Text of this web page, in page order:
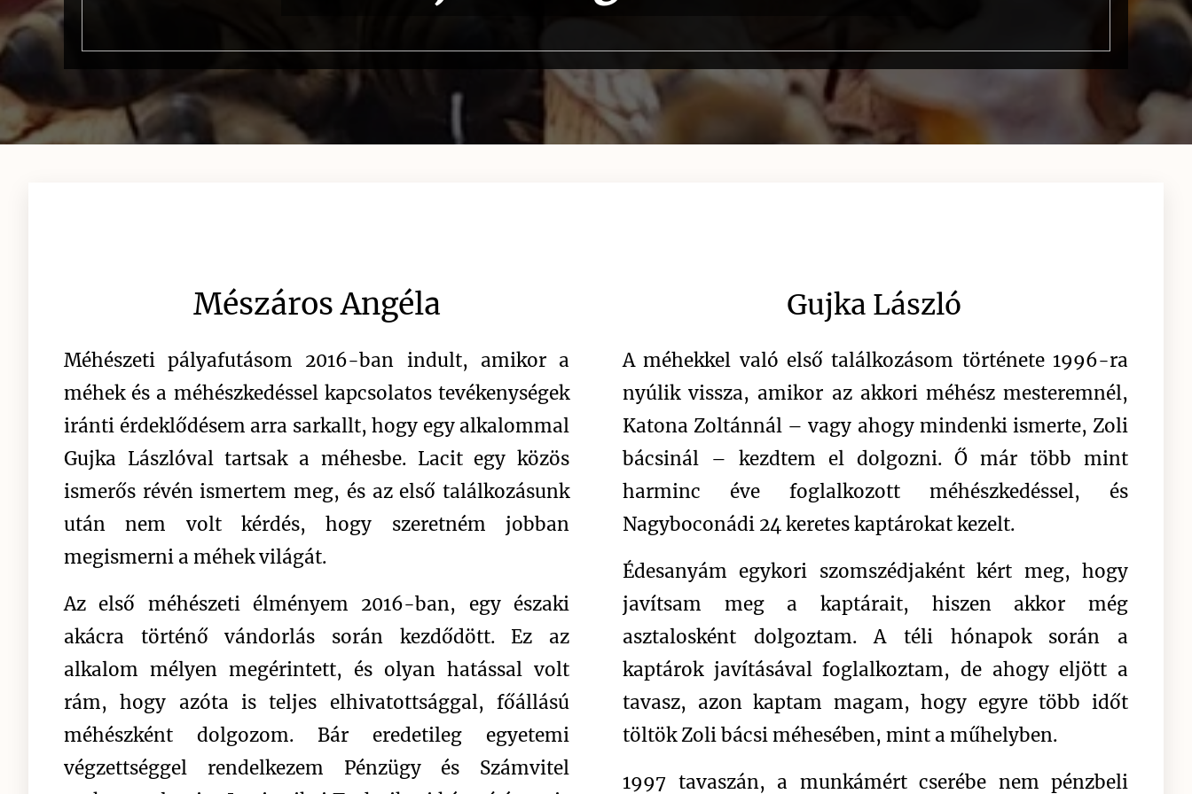
🐝 Mészáros Angéla
Méhészeti pályafutásom 2016-ban indult, amikor a
méhek és a méhészkedéssel kapcsolatos tevékenységek
iránti érdeklődésem arra sarkallt, hogy egy alkalommal
Gujka Lászlóval tartsak a méhesbe. Lacit egy közös
ismerős révén ismertem meg, és az első találkozásunk
után nem volt kérdés, hogy szeretném jobban
megismerni a méhek világát.
Az első méhészeti élményem 2016-ban, egy északi
akácra történő vándorlás során kezdődött. Ez az
alkalom mélyen megérintett, és olyan hatással volt
rám, hogy azóta is teljes elhivatottsággal, főállású
méhészként dolgozom. Bár eredetileg egyetemi
végzettséggel rendelkezem Pénzügy és Számvitel
🐝 Gujka László
A méhekkel való első találkozásom története 1996-ra
nyúlik vissza, amikor az akkori méhész mesteremnél,
Katona Zoltánnál – vagy ahogy mindenki ismerte, Zoli
bácsinál – kezdtem el dolgozni. Ő már több mint
harminc éve foglalkozott méhészkedéssel, és
Nagyboconádi 24 keretes kaptárokat kezelt.
Édesanyám egykori szomszédjaként kért meg, hogy
javítsam meg a kaptárait, hiszen akkor még
asztalosként dolgoztam. A téli hónapok során a
kaptárok javításával foglalkoztam, de ahogy eljött a
tavasz, azon kaptam magam, hogy egyre több időt
töltök Zoli bácsi méhesében, mint a műhelyben.
1997 tavaszán, a munkámért cserébe nem pénzbeli